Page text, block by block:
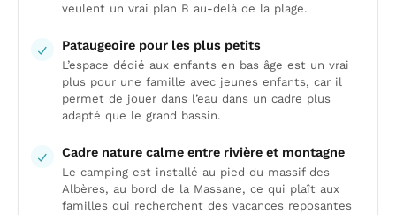
veulent un vrai plan B au-delà de la plage.
Pataugeoire pour les plus petits
L’espace dédié aux enfants en bas âge est un vrai
plus pour une famille avec jeunes enfants, car il
permet de jouer dans l’eau dans un cadre plus
adapté que le grand bassin.
Cadre nature calme entre rivière et montagne
Le camping est installé au pied du massif des
Albères, au bord de la Massane, ce qui plaît aux
familles qui recherchent des vacances reposantes